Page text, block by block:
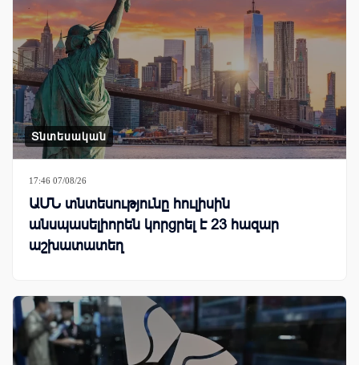
Տնտեսական
17:46 07/08/26
ԱՄՆ տնտեսությունը հուլիսին
անսպասելիորեն կորցրել է 23 հազար
աշխատատեղ